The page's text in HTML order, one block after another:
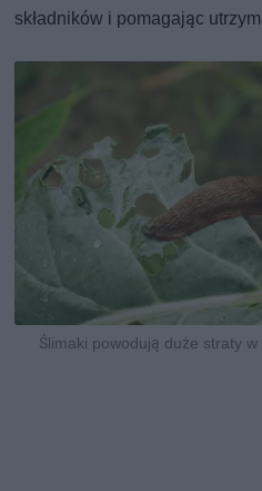
składników i pomagając
Ślimaki powodują duże straty